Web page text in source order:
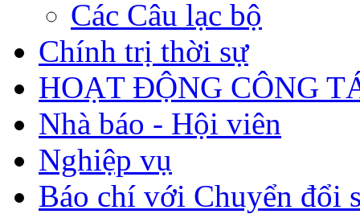
Các Câu lạc bộ
Chính trị thời sự
HOẠT ĐỘNG CÔNG
Nhà báo - Hội viên
Nghiệp vụ
Báo chí với Chuyển đổi